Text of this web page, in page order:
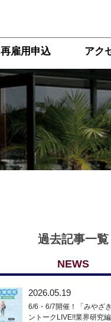
再雇用申込 アク
過去記事一覧
NEWS
2026.05.19
6/6・6/7開催！「みやざ
ントークLIVE!!業界研究